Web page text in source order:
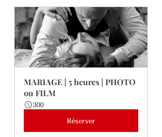
MARIAGE | 5 heures | PHOTO
ou FILM
300
Réserver